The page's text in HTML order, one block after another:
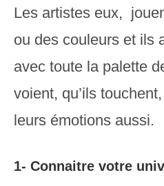
Les artistes eux,
ou des couleurs et ils
avec toute la palette
voient, qu’ils
leurs émotions aussi.
1- Connaitre votre